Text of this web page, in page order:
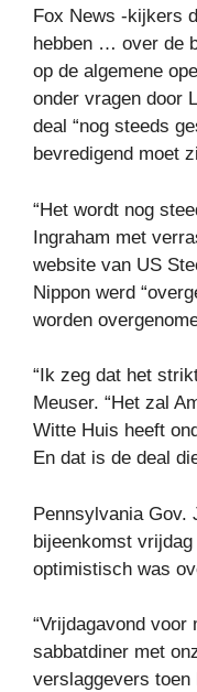
Fox News -kijkers
hebben … over de
op de algemene
onder vragen door
deal “nog steeds
bevredigend moet
“Het wordt nog
Ingraham met
website van US
Nippon werd
worden
“Ik zeg dat het
Meuser. “Het zal
Witte Huis heeft
En dat is de deal
Pennsylvania Gov.
bijeenkomst
optimistisch was
“Vrijdagavond
sabbatdiner met
verslaggevers toen